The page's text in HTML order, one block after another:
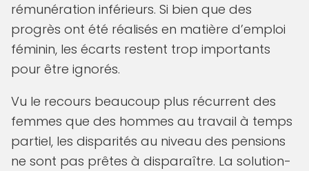
rémunération inférieurs. Si bien que des
progrès ont été réalisés en matière d’emploi
féminin, les écarts restent trop importants
pour être ignorés.
Vu le recours beaucoup plus récurrent des
femmes que des hommes au travail à temps
partiel, les disparités au niveau des pensions
ne sont pas prêtes à disparaître. La solution-